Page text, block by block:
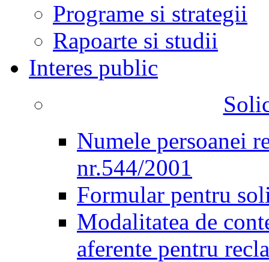
Programe si strategii
Rapoarte si studii
Interes public
Numele persoanei
nr.544/2001
Formular pentru
Modalitatea de
aferente pentru